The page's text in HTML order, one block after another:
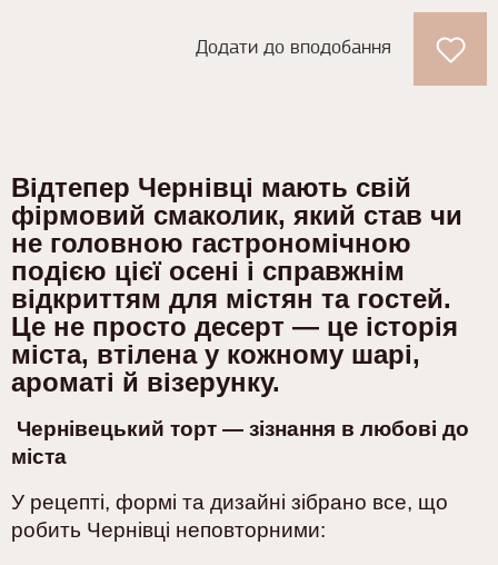
Додати до вподобання
Відтепер Чернівці мають свій
фірмовий смаколик, який став чи
не головною гастрономічною
подією цієї осені і справжнім
відкриттям для містян та гостей.
Це не просто десерт — це історія
міста, втілена у кожному шарі,
ароматі й візерунку.
Чернівецький торт — зізнання в любові до
міста
У рецепті, формі та дизайні зібрано все, що
робить Чернівці неповторними: